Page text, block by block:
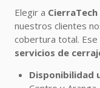
Elegir a CierraTech
nuestros clientes
cobertura total.
servicios de
Disponibilidad